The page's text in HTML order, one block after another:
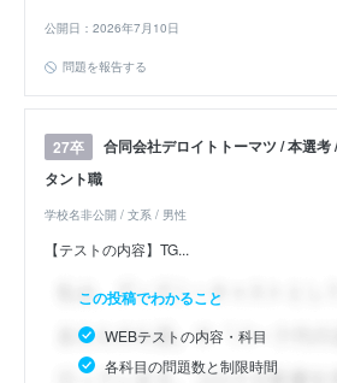
公開日：2026年7月10日
問題を報告する
27卒
合同会社デロイトトーマツ / 本選
タント職
学校名非公開 / 文系 / 男性
【テストの内容】TG...
この投稿でわかること
WEBテストの内容・科目
各科目の問題数と制限時間